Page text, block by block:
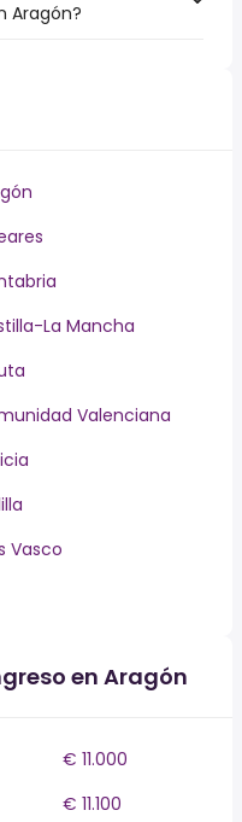
Aragón?
La Mancha
Valenciana
Vasco
en Aragón
€ 11.000
€ 11.100